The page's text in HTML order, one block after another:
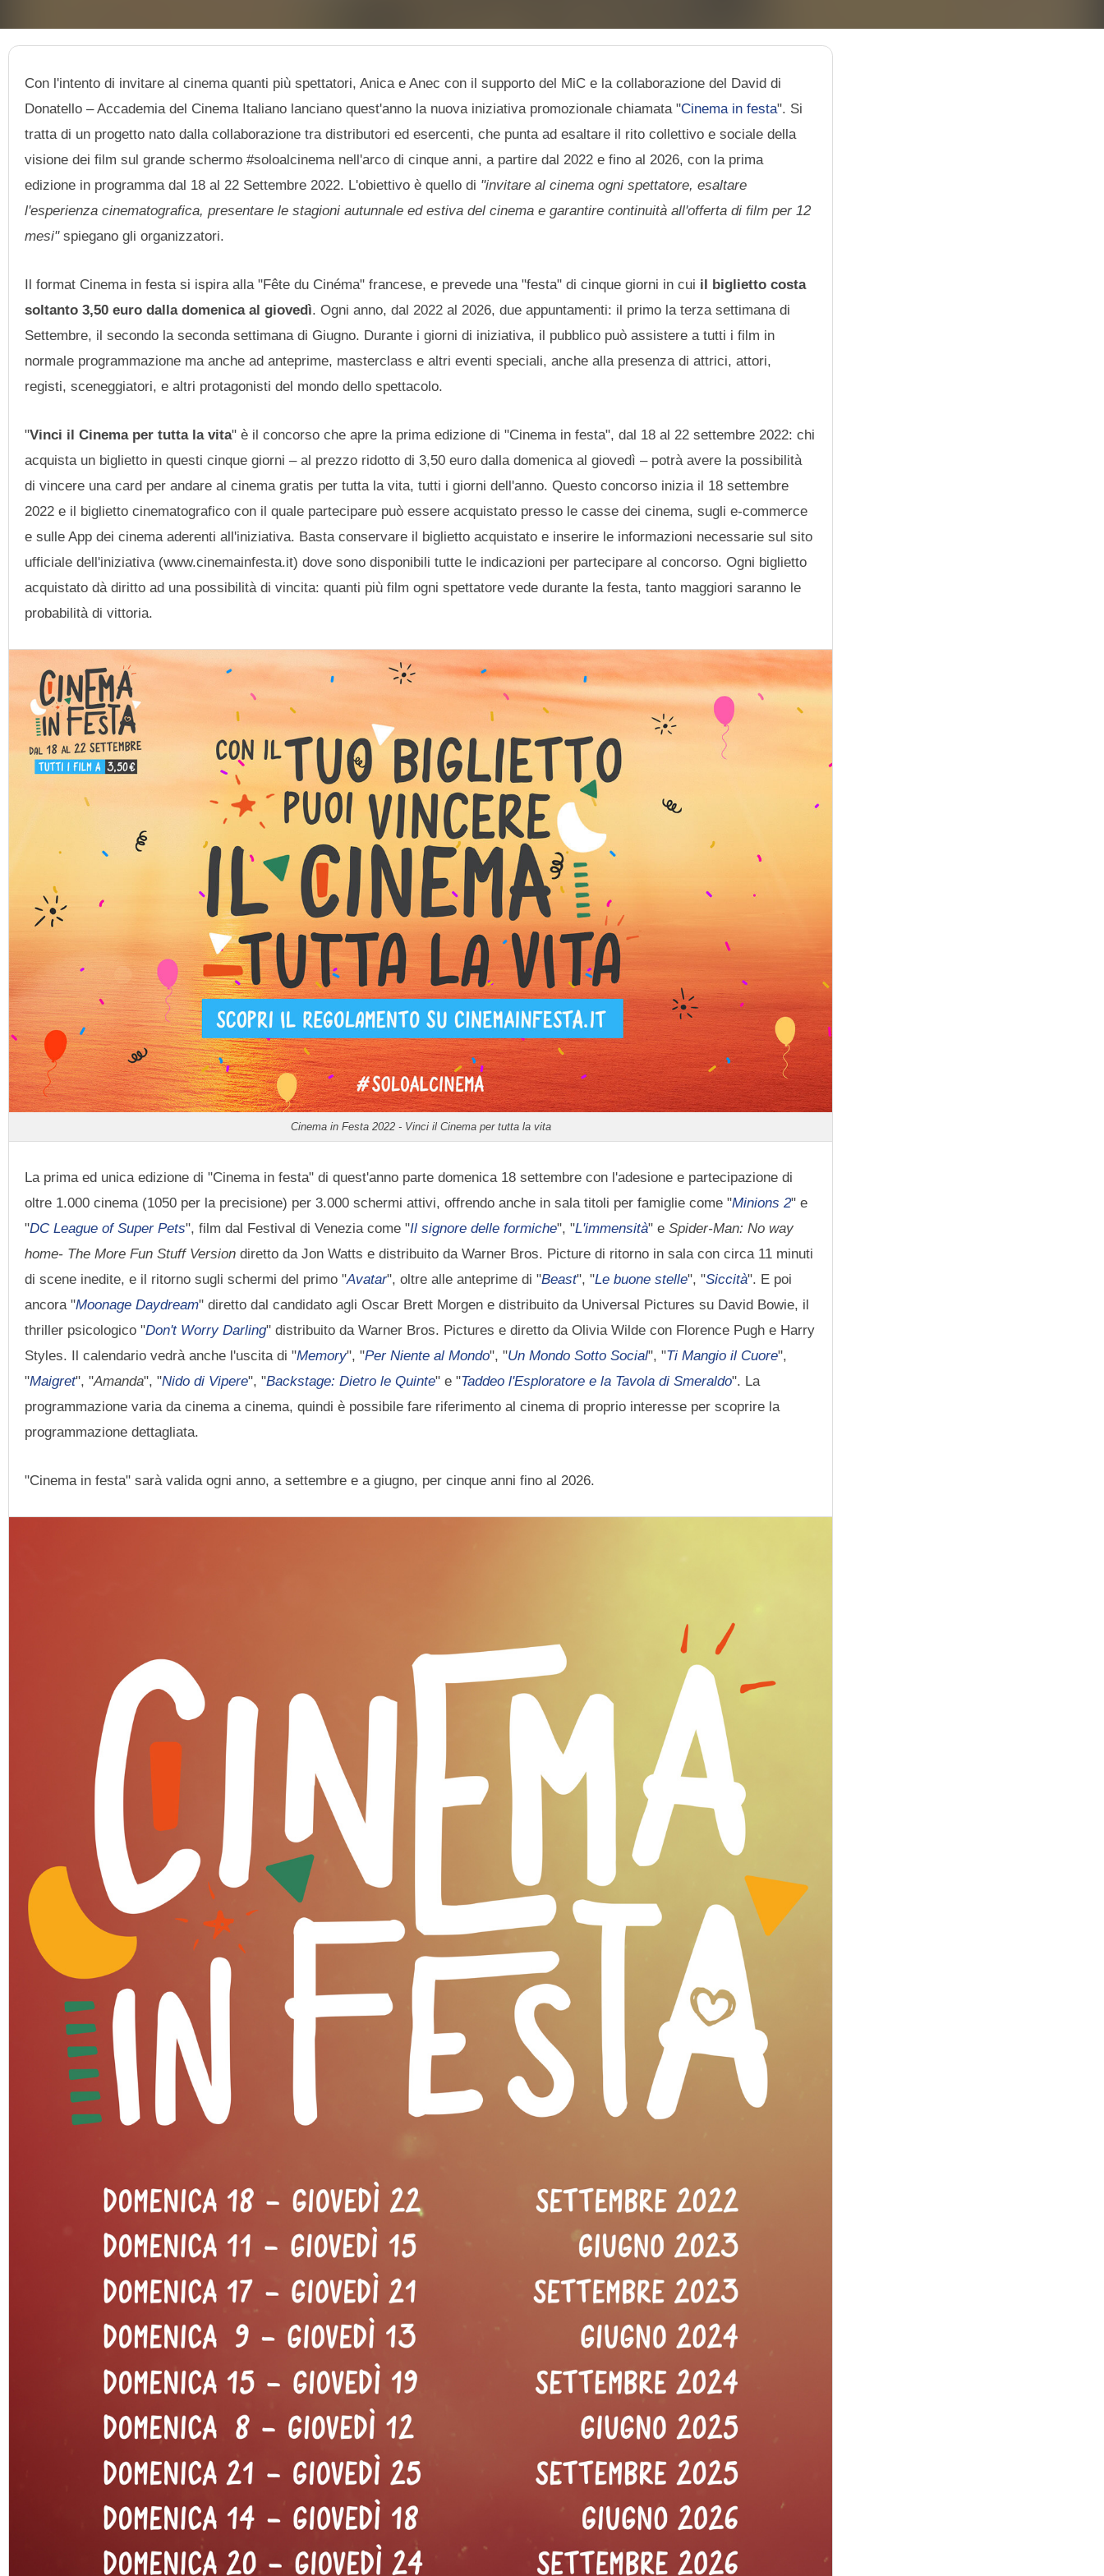
Con l'intento di invitare al cinema quanti più spettatori, Anica e Anec con il supporto del MiC e la collaborazione del David di
Donatello – Accademia del Cinema Italiano lanciano quest'anno la nuova iniziativa promozionale chiamata "Cinema in festa". Si
tratta di un progetto nato dalla collaborazione tra distributori ed esercenti, che punta ad esaltare il rito collettivo e sociale della
visione dei film sul grande schermo #soloalcinema nell'arco di cinque anni, a partire dal 2022 e fino al 2026, con la prima
edizione in programma dal 18 al 22 Settembre 2022. L'obiettivo è quello di "invitare al cinema ogni spettatore, esaltare
l'esperienza cinematografica, presentare le stagioni autunnale ed estiva del cinema e garantire continuità all'offerta di film per 12
mesi"spiegano gli organizzatori.
Il format Cinema in festa si ispira alla "Fête du Cinéma" francese, e prevede una "festa" di cinque giorni in cui il biglietto costa
soltanto 3,50 euro dalla domenica al giovedì. Ogni anno, dal 2022 al 2026, due appuntamenti: il primo la terza settimana di
Settembre, il secondo la seconda settimana di Giugno. Durante i giorni di iniziativa, il pubblico può assistere a tutti i film in
normale programmazione ma anche ad anteprime, masterclass e altri eventi speciali, anche alla presenza di attrici, attori,
registi, sceneggiatori, e altri protagonisti del mondo dello spettacolo.
"Vinci il Cinema per tutta la vita" è il concorso che apre la prima edizione di "Cinema in festa", dal 18 al 22 settembre 2022: chi
acquista un biglietto in questi cinque giorni – al prezzo ridotto di 3,50 euro dalla domenica al giovedì – potrà avere la possibilità
di vincere una card per andare al cinema gratis per tutta la vita, tutti i giorni dell'anno. Questo concorso inizia il 18 settembre
2022 e il biglietto cinematografico con il quale partecipare può essere acquistato presso le casse dei cinema, sugli e-commerce
e sulle App dei cinema aderenti all'iniziativa. Basta conservare il biglietto acquistato e inserire le informazioni necessarie sul sito
ufficiale dell'iniziativa (www.cinemainfesta.it) dove sono disponibili tutte le indicazioni per partecipare al concorso. Ogni biglietto
acquistato dà diritto ad una possibilità di vincita: quanti più film ogni spettatore vede durante la festa, tanto maggiori saranno le
probabilità di vittoria.
Cinema in Festa 2022 - Vinci il Cinema per tutta la vita
La prima ed unica edizione di "Cinema in festa" di quest'anno parte domenica 18 settembre con l'adesione e partecipazione di
oltre 1.000 cinema (1050 per la precisione) per 3.000 schermi attivi, offrendo anche in sala titoli per famiglie come "Minions 2" e
"DC League of Super Pets", film dal Festival di Venezia come "Il signore delle formiche", "L'immensità" eSpider-Man: No way
home- The More Fun Stuff Version diretto da Jon Watts e distribuito da Warner Bros. Picture di ritorno in sala con circa 11 minuti
di scene inedite, e il ritorno sugli schermi del primo "Avatar", oltre alle anteprime di "Beast", "Le buone stelle", "Siccità". E poi
ancora "Moonage Daydream" diretto dal candidato agli Oscar Brett Morgen e distribuito da Universal Pictures su David Bowie, il
thriller psicologico "Don't Worry Darling" distribuito da Warner Bros. Pictures e diretto da Olivia Wilde con Florence Pugh e Harry
Styles. Il calendario vedrà anche l'uscita di "Memory", "Per Niente al Mondo", "Un Mondo Sotto Social", "Ti Mangio il Cuore",
"Maigret", "Amanda", "Nido di Vipere", "Backstage: Dietro le Quinte" e "Taddeo l'Esploratore e la Tavola di Smeraldo". La
programmazione varia da cinema a cinema, quindi è possibile fare riferimento al cinema di proprio interesse per scoprire la
programmazione dettagliata.
"Cinema in festa" sarà valida ogni anno, a settembre e a giugno, per cinque anni fino al 2026.